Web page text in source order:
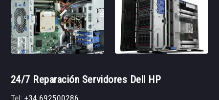
24/7 Reparación Servidores Dell HP
Tel:+34 692500286